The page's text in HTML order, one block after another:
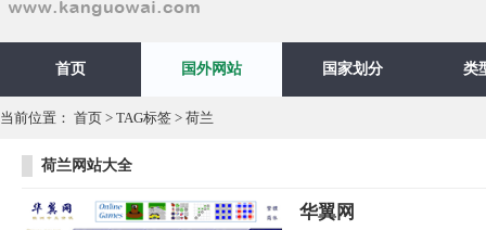
首页 国外网站 国家划分 类
当前位置： 首页 > TAG标签 > 荷兰
荷兰网站大全
华翼网